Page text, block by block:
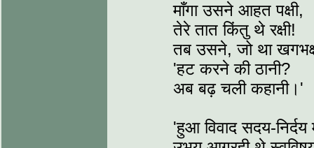
माँगा उसने आहत पक्षी,
तेरे तात किंतु थे रक्षी!
तब उसने, जो था
'हट करने की ठानी?
अब बढ़ चली कहानी।'
'हुआ विवाद सदय-निर्दय